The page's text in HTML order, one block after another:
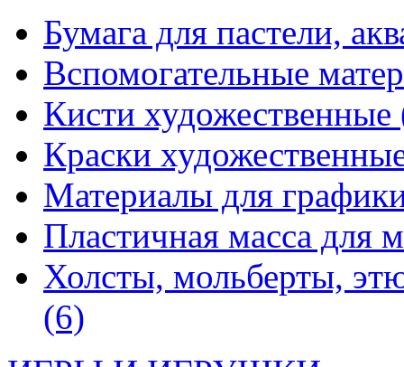
Бумага для пастели,
Вспомогательные
Кисти художественные
Краски
Материалы для
Пластичная масса для
Холсты, мольберты,
(6)